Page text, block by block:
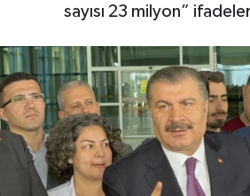
sayısı 23 milyon”
MAGAZİN
SAĞLIK
EĞİTİM
BÖLGE
Haber Arşivi